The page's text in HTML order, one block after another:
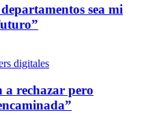
sea mi
a rechazar pero